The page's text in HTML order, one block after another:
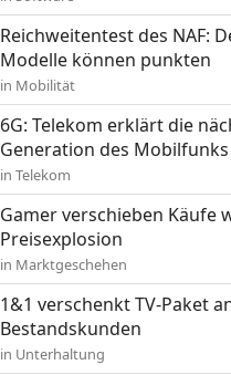
Reichweitentest des NAF:
Modelle können punkten
in Mobilität
6G: Telekom erklärt die
Generation des Mobilfunks
in Telekom
Gamer verschieben Käufe
Preisexplosion
in Marktgeschehen
1&1 verschenkt TV-Paket
Bestandskunden
in Unterhaltung